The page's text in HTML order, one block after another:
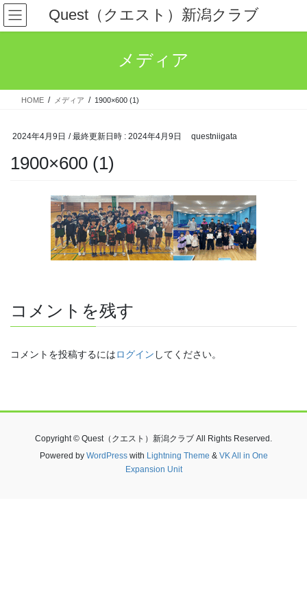
コ
ン
テ
ス
ナ
ビ
ゲ
ン
Quest（クエスト）新潟クラブ
メディア
HOME メディア 1900×600 (1)
2024年4月9日 / 最終更新日時 : 2024年4月9日 questniigata
1900×600 (1)
コメントを残す
コメントを投稿するにはログイン してください。
Copyright © Quest（クエスト）新潟クラブ All Rights Reserved.
Powered by WordPresswith Lightning Theme & VK All in One
Expansion Unit